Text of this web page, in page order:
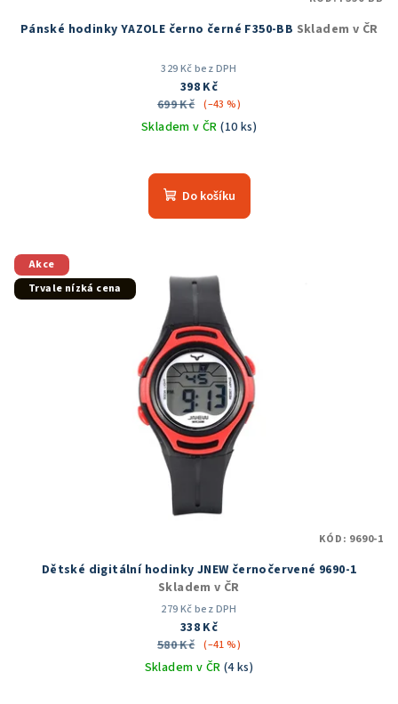
Pánské hodinky YAZOLE černo černé F350-BB Skladem v ČR
329 Kč bez DPH
398 Kč
699 Kč (–43 %)
Skladem v ČR(10 ks)
Do košíku
Akce
Trvale nízká cena
Dětské digitální hodinky JNEW černočervené 9690-1
Skladem v ČR
279 Kč bez DPH
338 Kč
580 Kč (–41 %)
Skladem v ČR (4 ks)
KÓD: 9690-1